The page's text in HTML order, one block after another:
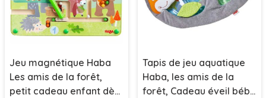
Jeu magnétique Haba
Les amis de la forêt,
petit cadeau enfant dès
Tapis de jeu aquatique
Haba, les amis de la
forêt, Cadeau éveil bébé